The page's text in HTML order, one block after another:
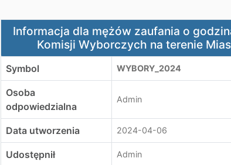
Informacja dla mężów zaufania o godzinach
Informacja dla mężów zaufania o
Komisji Wyborczych na terenie
Symbol WYBORY_2024
Osoba
odpowiedzialna
Admin
Data utworzenia 2024-04-06
Udostępnił Admin